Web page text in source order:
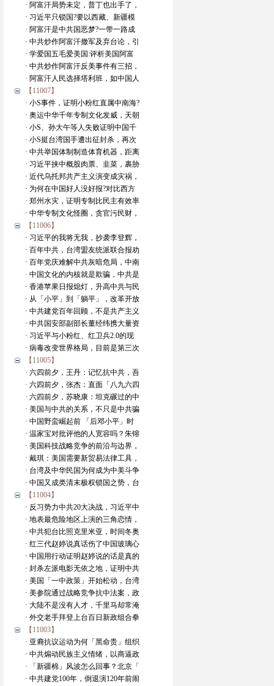
· 阿富汗局势未定，普丁也出手了，
· 习近平只锁国?要以西藏、新疆模
· 阿富汗是中共国恶梦?一带一路成
· 中共炒作阿富汗撤军及弃台论，引
· 学爱国五毛爱美国:评析美国阿富
· 中共炒作阿富汗反美事件有三招，
· 阿富汗人民选择塔利班，如中国人
【11007】
· 小S事件，证明小粉红直属中南海?
· 奥运中华千年专制文化发威，天朝
· 小S、孙大午等人失败证明中国千
· 小S挺台湾国手遭出征封杀，再次
· 中共举国体制制造体育机器，距离
· 习近平挟中概股肉票、韭菜，裹胁
· 近代乌托邦共产主义演变成灾祸，
· 为何在中国好人没好报?对比西方
· 郑州水灾，证明专制比民主有效率
· 中华专制文化怪圈，贪官污民财，
【11006】
· 习近平的我将无我，抄袭李登辉，
· 百年中共，台湾盟友统派联合报劝
· 百年党庆难解中共灰暗危局，中南
· 中国文化的内核就是欺骗，中共是
· 香港苹果日报熄灯，升高中共与民
· 从「小平」到「躺平」，改革开放
· 中共建党百年回顾，不是共产主义
· 中共国安部副部长董经纬携大量资
· 习近平与小粉红、红卫兵2.0的现
· 病毒改变世界格局，目前是第三次
【11005】
· 六四前夕，王丹：记忆抗中共，吾
· 六四前夕，张杰：直面「八九六四
· 六四前夕，苏晓康：坦克碾过的中
· 美国与中共的关系，不只是中共骗
· 中国野蛮崛起前 「后邓小平」时
· 温家宝对批评他的人宽容吗？朱镕
· 美国科技战略竞争的前沿与边界，
· 戴琪：美国需要新贸易法律工具，
· 台湾及中华民国为何成为中美斗争
· 中国又成类清末极权锁国之势，台
【11004】
· 反习势力中共20大决战，习近平中
· 地表最危险地区上演的三角恋情，
· 中共犯台比照克里米亚，时间冬奥
· 红三代赵婷说真话伤了中国玻璃心
· 中国用行动证明赵婷说的话是真的
· 封杀左派电影无依之地，证明中共
· 美国「一中政策」开始松动，台湾
· 美参院通过战略竞争抗中法案，政
· 大陆不是没有人才，千里马却常淹
· 外交老手拜登上台百日新政组合拳
【11003】
· 亚裔抗议运动为何「黑命贵」组织
· 中共煽动民族主义情绪，以商逼政
· 「新疆棉」风波怎么回事？北京「
· 中共建党100年，倒退演120年前闹